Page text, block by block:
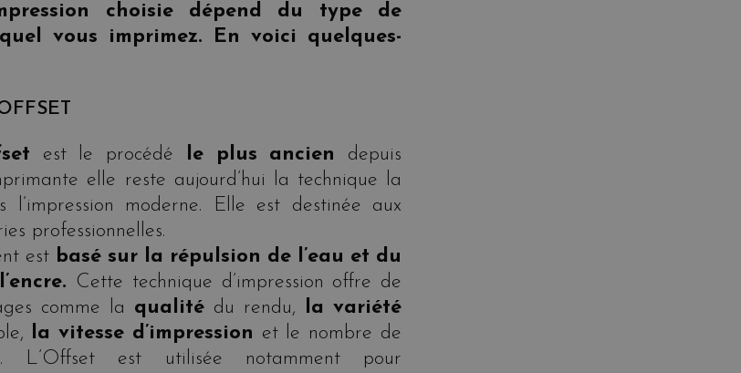
choisie dépend du type de
vous imprimez. En voici quelques-
est le procédé le plus ancien depuis
elle reste aujourd’hui la technique la
l’impression moderne. Elle est destinée aux
professionnelles.
est basé sur la répulsion de l’eau et du
Cette technique d’impression offre de
comme la qualité du rendu, la variété
la vitesse d’impression et le nombre de
L’Offset est utilisée notamment pour